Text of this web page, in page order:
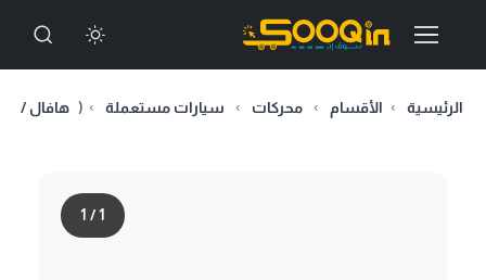
الرئيسية الأقسام محركات سيارات مستعملة ( هافال /
1
/
1